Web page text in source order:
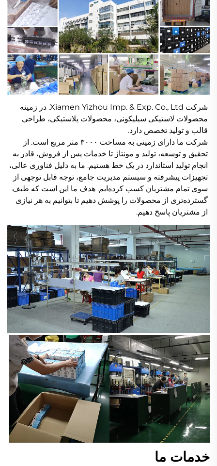
قالب و تولید تخصص دارد.
از مشتریان پاسخ دهیم.
خدمات ما